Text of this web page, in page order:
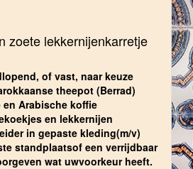
zoete lekkernijenkarretje
of vast, naar keuze
theepot (Berrad)
en Arabische koffie
en lekkernijen
in gepaste kleding(m/v)
standplaatsof een verrijdbaar
wat uwvoorkeur heeft.